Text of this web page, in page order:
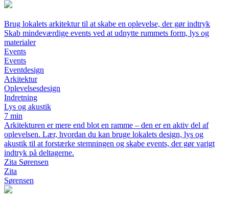
Brug lokalets arkitektur til at skabe en oplevelse, der gør indtryk
Skab mindeværdige events ved at udnytte rummets form, lys og
materialer
Events
Events
Eventdesign
Arkitektur
Oplevelsesdesign
Indretning
Lys og akustik
7 min
Arkitekturen er mere end blot en ramme – den er en aktiv del af
oplevelsen. Lær, hvordan du kan bruge lokalets design, lys og
akustik til at forstærke stemningen og skabe events, der gør varigt
indtryk på deltagerne.
Zita Sørensen
Zita
Sørensen